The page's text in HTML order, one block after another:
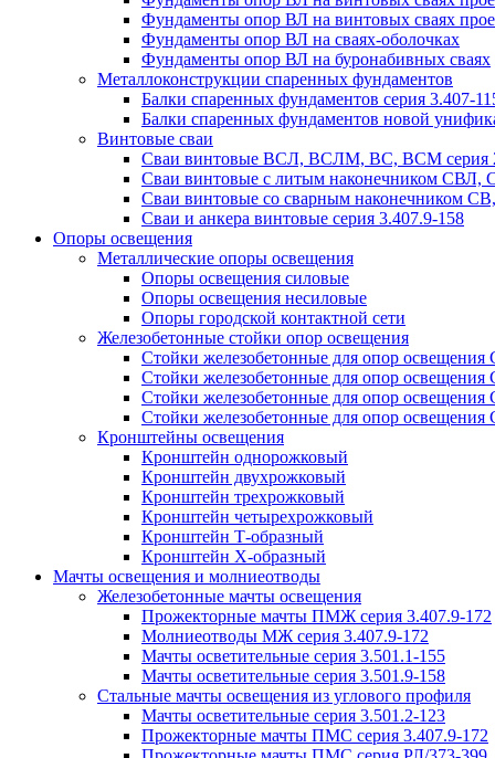
Фундаменты опор ВЛ на винтовых сваях
Фундаменты опор ВЛ на сваях-оболочках
Фундаменты опор ВЛ на буронабивных сваях
Металлоконструкции спаренных фундаментов
Балки спаренных фундаментов серия 3.407-
Балки спаренных фундаментов новой
Винтовые сваи
Сваи винтовые ВСЛ, ВСЛМ, ВС, ВСМ серия
Сваи винтовые с литым наконечником
Сваи винтовые со сварным наконечником
Сваи и анкера винтовые серия 3.407.9-158
Опоры освещения
Металлические опоры освещения
Опоры освещения силовые
Опоры освещения несиловые
Опоры городской контактной сети
Железобетонные стойки опор освещения
Стойки железобетонные для опор
Стойки железобетонные для опор
Стойки железобетонные для опор
Стойки железобетонные для опор освещения
Кронштейны освещения
Кронштейн однорожковый
Кронштейн двухрожковый
Кронштейн трехрожковый
Кронштейн четырехрожковый
Кронштейн Т-образный
Кронштейн Х-образный
Мачты освещения и молниеотводы
Железобетонные мачты освещения
Прожекторные мачты ПМЖ серия 3.407.9-172
Молниеотводы МЖ серия 3.407.9-172
Мачты осветительные серия 3.501.1-155
Мачты осветительные серия 3.501.9-158
Стальные мачты освещения из углового профиля
Мачты осветительные серия 3.501.2-123
Прожекторные мачты ПМС серия 3.407.9-172